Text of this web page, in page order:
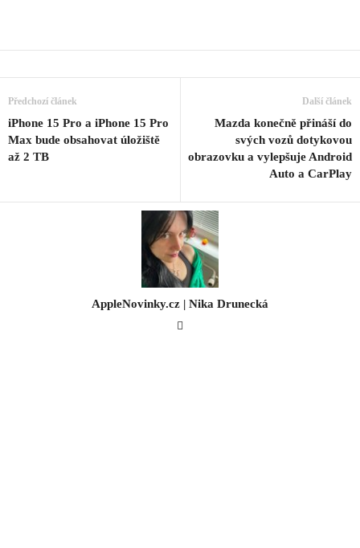
Předchozí článek
iPhone 15 Pro a iPhone 15 Pro
Max bude obsahovat úložiště
až 2 TB
Další článek
Mazda konečně přináší do
svých vozů dotykovou
obrazovku a vylepšuje Android
Auto a CarPlay
AppleNovinky.cz | Nika Drunecká